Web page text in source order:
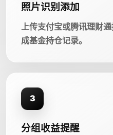
照片识别添加
上传支付宝或腾讯理财
成基金持仓记录。
3
分组收益提醒